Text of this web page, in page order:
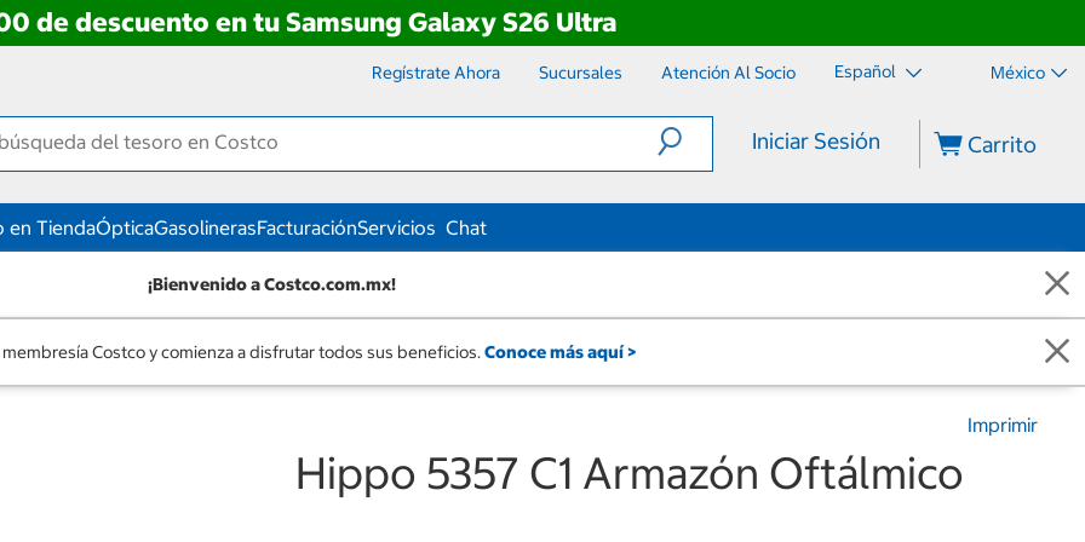
de descuento en tu Samsung Galaxy S26 Ultra
Regístrate Ahora Sucursales Atención Al Socio Español México
Iniciar Sesión Carrito
en TiendaÓpticaGasolinerasFacturaciónServicios Chat
¡Bienvenido a Costco.com.mx!
Costco y comienza a disfrutar todos sus beneficios. Conoce más aquí >
Imprimir
Hippo 5357 C1 Armazón Oftálmico